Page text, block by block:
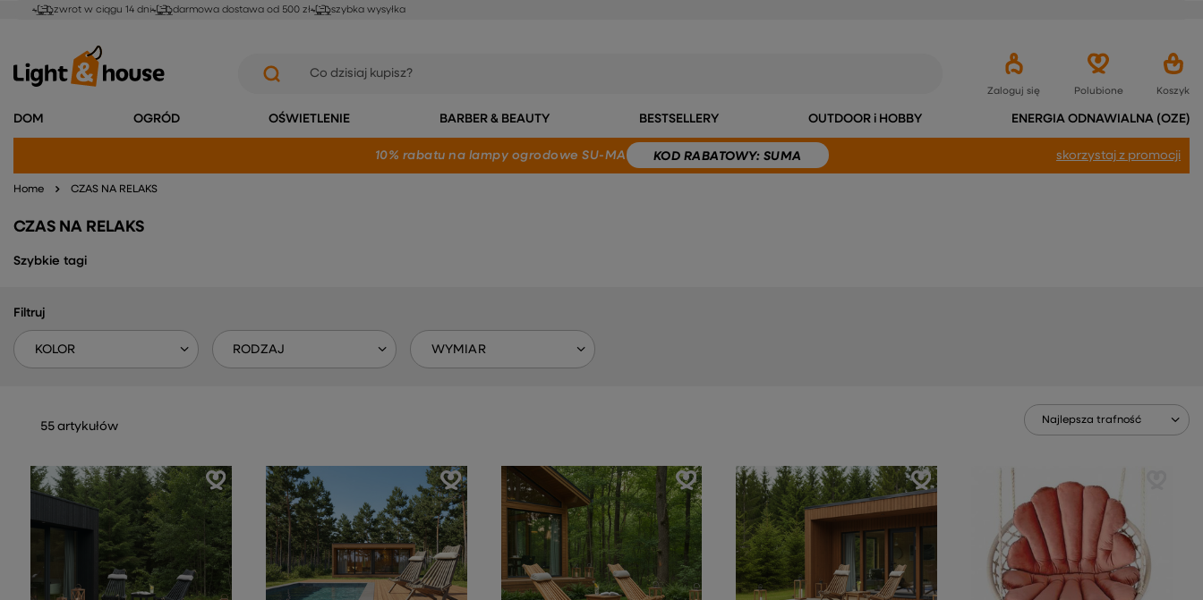
zwrot w ciągu 14 dni darmowa dostawa od 500 zł szybka wysyłka
Zaloguj się Polubione Koszyk
DOM OGRÓD OŚWIETLENIE BARBER & BEAUTY BESTSELLERY OUTDOOR i HOBBY ENERGIA ODNAWIALNA (OZE)
10% rabatu na lampy ogrodowe SU-MA KOD RABATOWY: SUMA skorzystaj z promocji
Home CZAS NA RELAKS
CZAS NA RELAKS
Szybkie tagi
Filtruj
KOLOR RODZAJ WYMIAR
55 artykułów
Zmień sortowanie
Najlepsza trafność